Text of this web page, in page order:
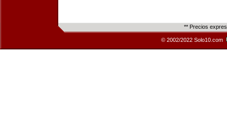
** Precios
© 2002/2022 Solo10.com